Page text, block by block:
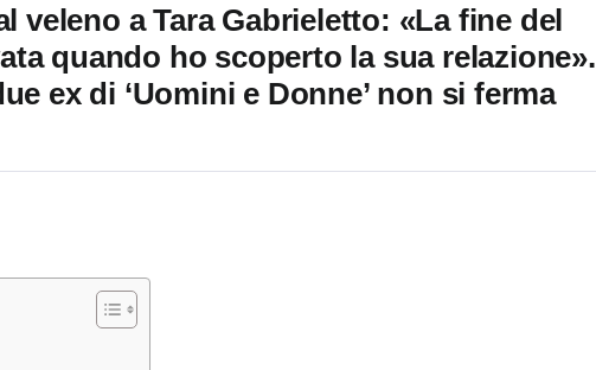
veleno a Tara Gabrieletto: «La fine del
quando ho scoperto la sua relazione».
ex di ‘Uomini e Donne’ non si ferma